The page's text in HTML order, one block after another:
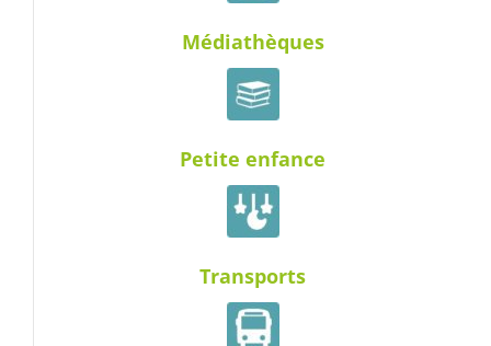
Médiathèques
Petite enfance
Transports